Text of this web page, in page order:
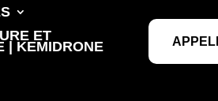
ET
| KEMIDRONE